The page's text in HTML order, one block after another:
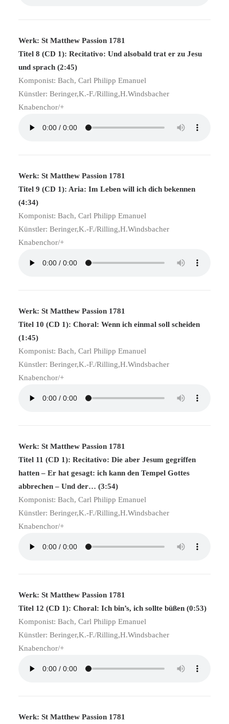
Werk: St Matthew Passion 1781
Titel 8 (CD 1): Recitativo: Und alsobald trat er zu Jesu
und sprach (2:45)
Komponist: Bach, Carl Philipp Emanuel
Künstler: Beringer,K.-F./Rilling,H.Windsbacher
Knabenchor/+
Werk: St Matthew Passion 1781
Titel 9 (CD 1): Aria: Im Leben will ich dich bekennen
(4:34)
Komponist: Bach, Carl Philipp Emanuel
Künstler: Beringer,K.-F./Rilling,H.Windsbacher
Knabenchor/+
Werk: St Matthew Passion 1781
Titel 10 (CD 1): Choral: Wenn ich einmal soll scheiden
(1:45)
Komponist: Bach, Carl Philipp Emanuel
Künstler: Beringer,K.-F./Rilling,H.Windsbacher
Knabenchor/+
Werk: St Matthew Passion 1781
Titel 11 (CD 1): Recitativo: Die aber Jesum gegriffen
hatten – Er hat gesagt: ich kann den Tempel Gottes
abbrechen – Und der… (3:54)
Komponist: Bach, Carl Philipp Emanuel
Künstler: Beringer,K.-F./Rilling,H.Windsbacher
Knabenchor/+
Werk: St Matthew Passion 1781
Titel 12 (CD 1): Choral: Ich bin’s, ich sollte büßen (0:53)
Komponist: Bach, Carl Philipp Emanuel
Künstler: Beringer,K.-F./Rilling,H.Windsbacher
Knabenchor/+
Werk: St Matthew Passion 1781